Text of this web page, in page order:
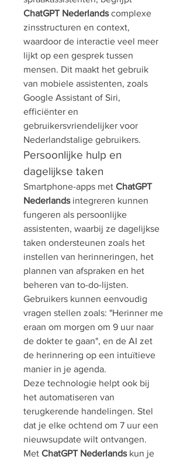
ChatGPT Nederlands complexe
zinsstructuren en context,
waardoor de interactie veel meer
lijkt op een gesprek tussen
mensen. Dit maakt het gebruik
van mobiele assistenten, zoals
Google Assistant of Siri,
efficiënter en
gebruikersvriendelijker voor
Nederlandstalige gebruikers.
Persoonlijke hulp en
dagelijkse taken
Smartphone-apps met ChatGPT
Nederlands integreren kunnen
fungeren als persoonlijke
assistenten, waarbij ze dagelijkse
taken ondersteunen zoals het
instellen van herinneringen, het
plannen van afspraken en het
beheren van to-do-lijsten.
Gebruikers kunnen eenvoudig
vragen stellen zoals: "Herinner me
eraan om morgen om 9 uur naar
de dokter te gaan", en de AI zet
de herinnering op een intuïtieve
manier in je agenda.
Deze technologie helpt ook bij
het automatiseren van
terugkerende handelingen. Stel
dat je elke ochtend om 7 uur een
nieuwsupdate wilt ontvangen.
Met ChatGPT Nederlands kun je